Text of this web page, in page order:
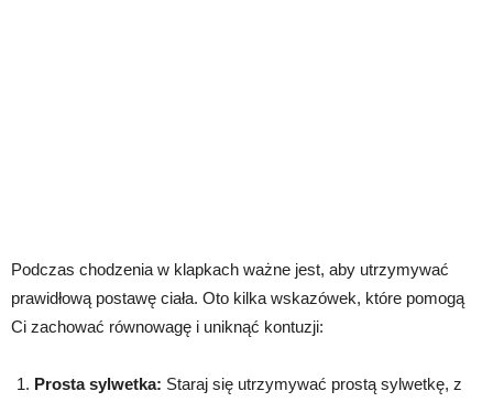
Podczas chodzenia w klapkach ważne jest, aby utrzymywać
prawidłową postawę ciała. Oto kilka wskazówek, które pomogą
Ci zachować równowagę i uniknąć kontuzji:
Prosta sylwetka: Staraj się utrzymywać prostą sylwetkę, z